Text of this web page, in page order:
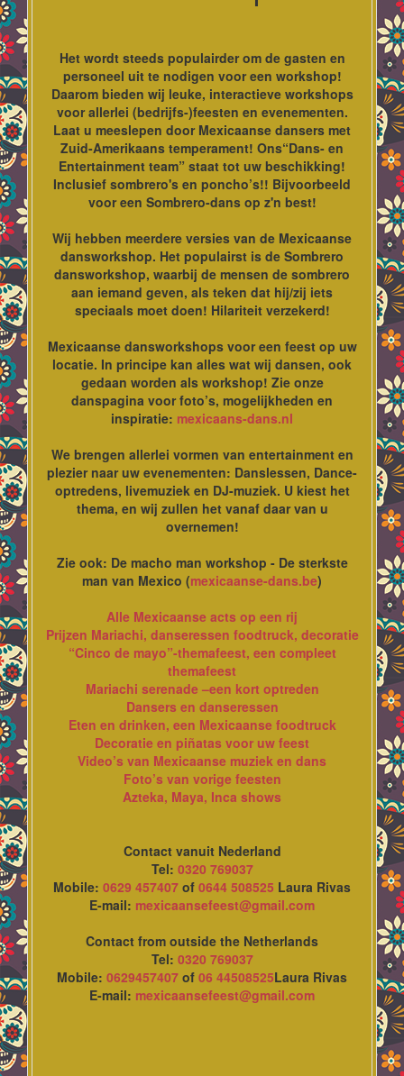
Het wordt steeds populairder om de gasten en
personeel uit te nodigen voor een workshop!
Daarom bieden wij leuke, interactieve workshops
voor allerlei (bedrijfs-)feesten en evenementen.
Laat u meeslepen door Mexicaanse dansers met
Zuid-Amerikaans temperament! Ons“Dans- en
Entertainment team” staat tot uw beschikking!
Inclusief sombrero's en poncho’s!! Bijvoorbeeld
voor een Sombrero-dans op z'n best!
Wij hebben meerdere versies van de Mexicaanse
dansworkshop. Het populairst is de Sombrero
dansworkshop, waarbij de mensen de sombrero
aan iemand geven, als teken dat hij/zij iets
speciaals moet doen! Hilariteit verzekerd!
Mexicaanse dansworkshops voor een feest op uw
locatie. In principe kan alles wat wij dansen, ook
gedaan worden als workshop! Zie onze
danspagina voor foto’s, mogelijkheden en
inspiratie: mexicaans-dans.nl
We brengen allerlei vormen van entertainment en
plezier naar uw evenementen: Danslessen, Dance-
optredens, livemuziek en DJ-muziek. U kiest het
thema, en wij zullen het vanaf daar van u
overnemen!
Zie ook: De macho man workshop - De sterkste
man van Mexico (mexicaanse-dans.be)
Alle Mexicaanse acts op een rij
Prijzen Mariachi, danseressen foodtruck, decoratie
“Cinco de mayo”-themafeest, een compleet
themafeest
Mariachi serenade –een kort optreden
Dansers en danseressen
Eten en drinken, een Mexicaanse foodtruck
Decoratie en piñatas voor uw feest
Video’s van Mexicaanse muziek en dans
Foto’s van vorige feesten
Azteka, Maya, Inca shows
Contact vanuit Nederland
Tel: 0320 769037
Mobile: 0629 457407 of 0644 508525 Laura Rivas
E-mail: mexicaansefeest@gmail.com
Contact from outside the Netherlands
Tel: 0320 769037
Mobile: 0629457407 of 06 44508525Laura Rivas
E-mail: mexicaansefeest@gmail.com